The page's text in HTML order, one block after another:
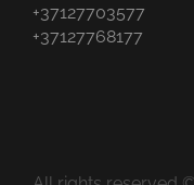
+37127703577
+37127768177